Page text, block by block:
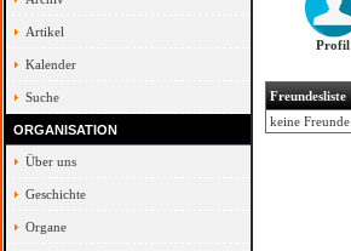
Artikel
Kalender
Suche
ORGANISATION
Über uns
Geschichte
Organe
Profil
Freundesliste
keine Freunde